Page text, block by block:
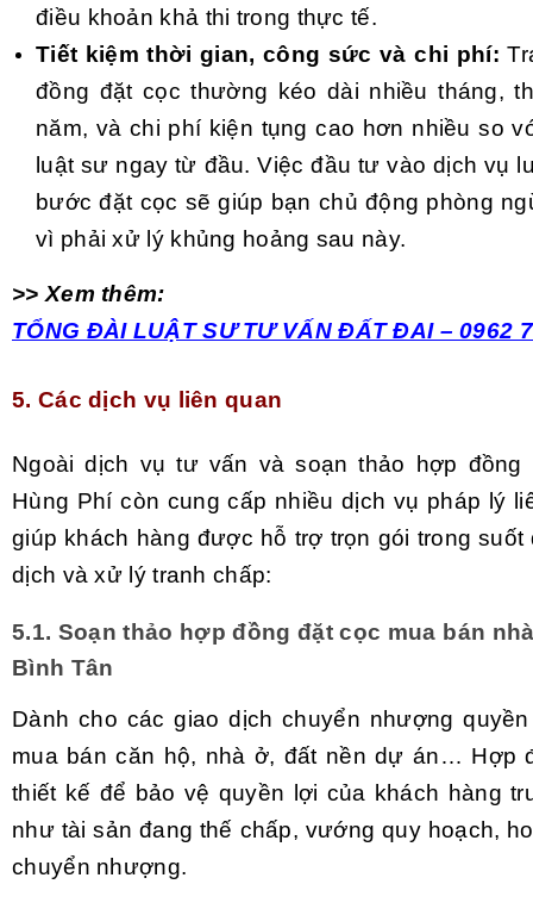
điều khoản khả thi trong thực tế.
Tiết kiệm thời gian, công sức và chi phí:
đồng đặt cọc thường kéo dài nhiều tháng,
năm, và chi phí kiện tụng cao hơn nhiều so
luật sư ngay từ đầu. Việc đầu tư vào dịch vụ
bước đặt cọc sẽ giúp bạn chủ động phòng
vì phải xử lý khủng hoảng sau này.
>> Xem thêm:
TỔNG ĐÀI LUẬT SƯ TƯ VẤN ĐẤT ĐAI – 0962
5. Các dịch vụ liên quan
Ngoài dịch vụ tư vấn và soạn thảo hợp đồng
Hùng Phí còn cung cấp nhiều dịch vụ pháp lý
giúp khách hàng được hỗ trợ trọn gói trong suốt
dịch và xử lý tranh chấp:
5.1. Soạn thảo hợp đồng đặt cọc mua bán
Bình Tân
Dành cho các giao dịch chuyển nhượng
mua bán căn hộ, nhà ở, đất nền dự án… Hợp
thiết kế để bảo vệ quyền lợi của khách hàng
như tài sản đang thế chấp, vướng quy hoạch,
chuyển nhượng.